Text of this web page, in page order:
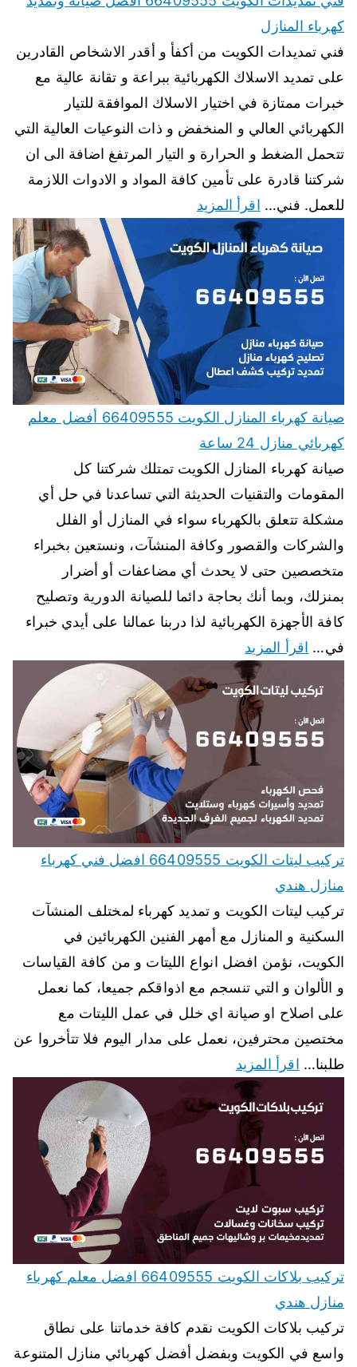
كهرباء المنازل
فني تمديدات الكويت من أكفأ و أقدر الاشخاص القادرين
على تمديد الاسلاك الكهربائية ببراعة و تقانة عالية مع
خبرات ممتازة في اختيار الاسلاك الموافقة للتيار
الكهربائي العالي و المنخفض و ذات النوعيات العالية التي
تتحمل الضغط و الحرارة و التيار المرتفغ اضافة الى ان
شركتنا قادرة على تأمين كافة المواد و الادوات اللازمة
للعمل. فني… اقرأ المزيد
صيانة كهرباء المنازل الكويت 66409555 أفضل معلم
كهربائي منازل 24 ساعة
صيانة كهرباء المنازل الكويت تمتلك شركتنا كل
المقومات والتقنيات الحديثة التي تساعدنا في حل أي
مشكلة تتعلق بالكهرباء سواء في المنازل أو الفلل
والشركات والقصور وكافة المنشآت، ونستعين بخبراء
متخصصين حتى لا يحدث أي مضاعفات أو أضرار
بمنزلك، وبما أنك بحاجة دائما للصيانة الدورية وتصليح
كافة الأجهزة الكهربائية لذا دربنا عمالنا على أيدي خبراء
في… اقرأ المزيد
تركيب ليتات الكويت 66409555 افضل فني كهرباء
منازل هندي
تركيب ليتات الكويت و تمديد كهرباء لمختلف المنشآت
السكنية و المنازل مع أمهر الفنين الكهربائين في
الكويت، نؤمن افضل انواع الليتات و من كافة القياسات
و الألوان و التي تنسجم مع اذواقكم جميعا، كما نعمل
على اصلاح او صيانة اي خلل في عمل الليتات مع
مختصين محترفين، نعمل على مدار اليوم فلا تتأخروا عن
طلبنا… اقرأ المزيد
تركيب بلاكات الكويت 66409555 افضل معلم كهرباء
منازل هندي
تركيب بلاكات الكويت نقدم كافة خدماتنا على نطاق
واسع في الكويت وبفضل أفضل كهربائي منازل المتنوعة